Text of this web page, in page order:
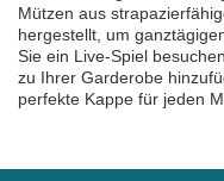
Mützen aus
hergestellt, um
Sie ein Live-Spiel
zu Ihrer Garderobe
perfekte Kappe für jeden